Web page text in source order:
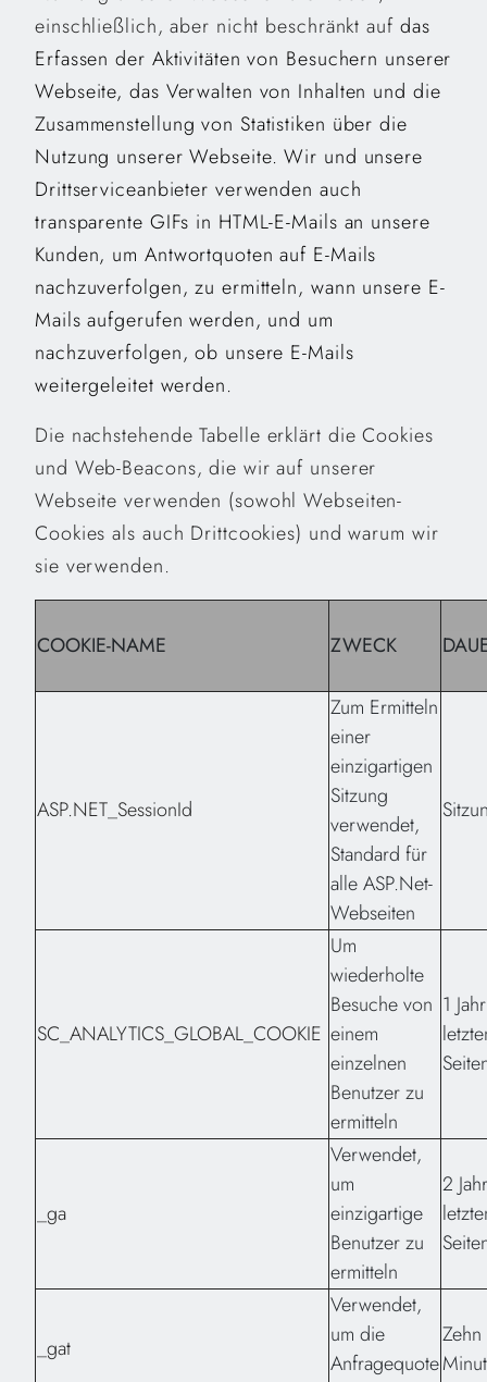
einschließlich, aber nicht beschränkt auf das
Erfassen der Aktivitäten von Besuchern unserer
Webseite, das Verwalten von Inhalten und die
Zusammenstellung von Statistiken über die
Nutzung unserer Webseite. Wir und unsere
Drittserviceanbieter verwenden auch
transparente GIFs in HTML-E-Mails an unsere
Kunden, um Antwortquoten auf E-Mails
nachzuverfolgen, zu ermitteln, wann unsere E-
Mails aufgerufen werden, und um
nachzuverfolgen, ob unsere E-Mails
weitergeleitet werden.
Die nachstehende Tabelle erklärt die Cookies
und Web-Beacons, die wir auf unserer
Webseite verwenden (sowohl Webseiten-
Cookies als auch Drittcookies) und warum wir
sie verwenden.
COOKIE-NAME ZWECK
ASP.NET_SessionId
Zum Ermitteln
einer
einzigartigen
Sitzung
verwendet,
Standard für
alle ASP.Net-
Webseiten
SC_ANALYTICS_GLOBAL_COOKIE
Um
wiederholte
Besuche von
einem
einzelnen
Benutzer zu
ermitteln
1
_ga
Verwendet,
um
einzigartige
Benutzer zu
ermitteln
2
_gat
Verwendet,
um die
Anfragequote
Zehn